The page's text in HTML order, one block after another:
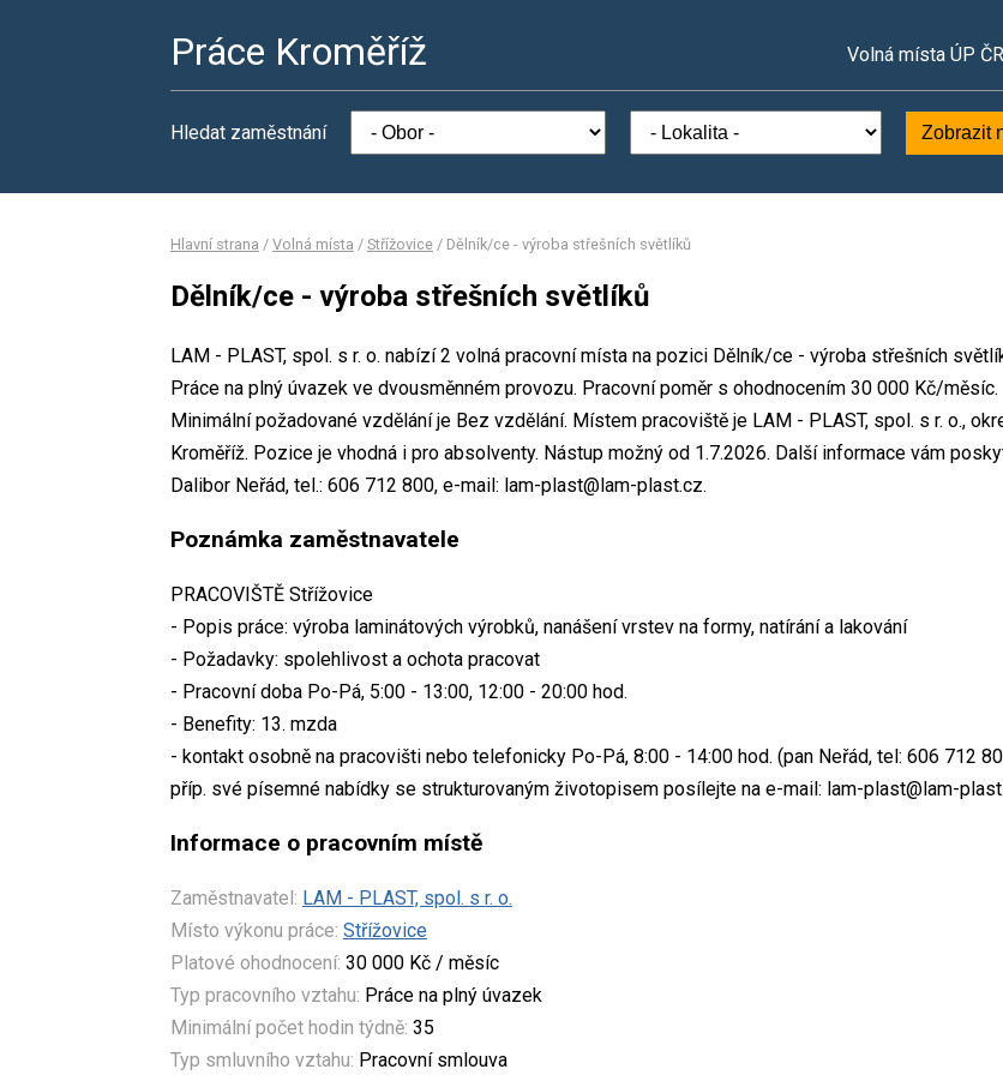
Práce Kroměříž Volná místa ÚP ČR
Hledat zaměstnání Zobrazit
Hlavní strana / Volná místa / Střížovice / Dělník/ce - výroba střešních světlíků
Dělník/ce - výroba střešních světlíků
LAM - PLAST, spol. s r. o. nabízí 2 volná pracovní místa na pozici Dělník/ce - výroba střešních
Práce na plný úvazek ve dvousměnném provozu. Pracovní poměr s ohodnocením 30 000 Kč/měsíc.
Minimální požadované vzdělání je Bez vzdělání. Místem pracoviště je LAM - PLAST, spol. s r. o.,
Kroměříž. Pozice je vhodná i pro absolventy. Nástup možný od 1.7.2026. Další informace vám
Dalibor Neřád, tel.: 606 712 800, e-mail: lam-plast@lam-plast.cz.
Poznámka zaměstnavatele
PRACOVIŠTĚ Střížovice
- Popis práce: výroba laminátových výrobků, nanášení vrstev na formy, natírání a lakování
- Požadavky: spolehlivost a ochota pracovat
- Pracovní doba Po-Pá, 5:00 - 13:00, 12:00 - 20:00 hod.
- Benefity: 13. mzda
- kontakt osobně na pracovišti nebo telefonicky Po-Pá, 8:00 - 14:00 hod. (pan Neřád, tel: 606 712
příp. své písemné nabídky se strukturovaným životopisem posílejte na e-mail: lam-plast@lam-
Informace o pracovním místě
Zaměstnavatel: LAM - PLAST, spol. s r. o.
Místo výkonu práce: Střížovice
Platové ohodnocení: 30 000 Kč / měsíc
Typ pracovního vztahu: Práce na plný úvazek
Minimální počet hodin týdně: 35
Typ smluvního vztahu: Pracovní smlouva